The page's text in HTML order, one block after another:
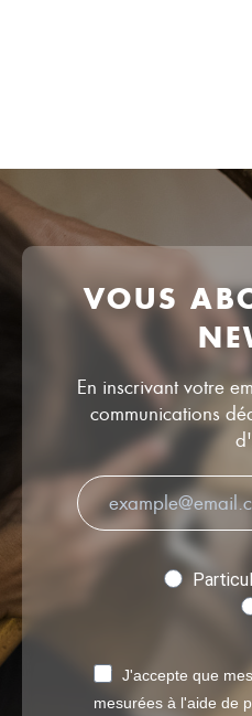
VOUS
En inscrivant votre
communications
J'accepte que
mesurées à l'aide de